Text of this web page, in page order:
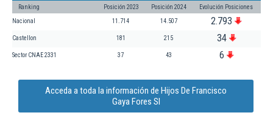
Ranking Posición 2023 Posición 2024 Evolución Posiciones
Nacional 11.714 14.507 2.793
Castellon 181 215 34
Sector CNAE 2331 37 43 6
Acceda a toda la información de Hijos De Francisco
Gaya Fores Sl